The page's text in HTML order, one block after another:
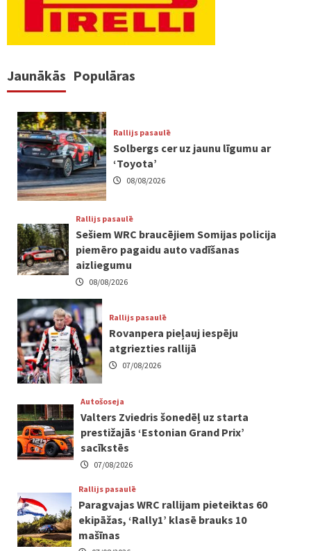
Jaunākās Populāras
Rallijs pasaulē
Solbergs cer uz jaunu līgumu ar
‘Toyota’
08/08/2026
Rallijs pasaulē
Sešiem WRC braucējiem Somijas policija
piemēro pagaidu auto vadīšanas
aizliegumu
08/08/2026
Rallijs pasaulē
Rovanpera pieļauj iespēju
atgriezties rallijā
07/08/2026
Autošoseja
Valters Zviedris šonedēļ uz starta
prestižajās ‘Estonian Grand Prix’
sacīkstēs
07/08/2026
Rallijs pasaulē
Paragvajas WRC rallijam pieteiktas 60
ekipāžas, ‘Rally1’ klasē brauks 10
mašīnas